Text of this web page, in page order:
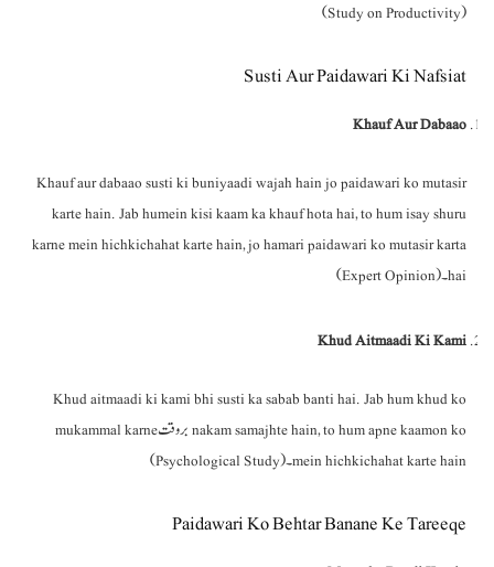
(Study on Productivity)
Susti Aur Paidawari Ki Nafsiat
Khauf Aur Dabaao
Khauf aur dabaao susti ki buniyaadi wajah hain jo paidawari ko mutasir
karte hain. Jab humein kisi kaam ka khauf hota hai, to hum isay shuru
karne mein hichkichahat karte hain, jo hamari paidawari ko mutasir karta
hai۔ (Expert Opinion)
Khud Aitmaadi Ki Kami
Khud aitmaadi ki kami bhi susti ka sabab banti hai. Jab hum khud ko
nakam samajhte hain, to hum apne kaamon ko بروقت mukammal karne
mein hichkichahat karte hain۔ (Psychological Study)
Paidawari Ko Behtar Banane Ke Tareeqe